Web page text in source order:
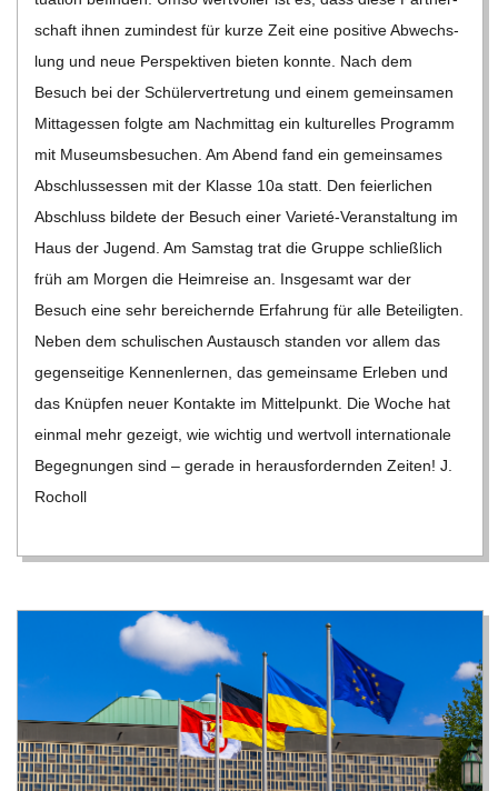
schaft ihnen zumin­dest für kurze Zeit eine posi­tive Abwechs­
lung und neue Per­spek­ti­ven bie­ten konnte. Nach dem
Besuch bei der Schü­ler­ver­tre­tung und einem gemein­sa­men
Mit­tag­essen folgte am Nach­mit­tag ein kul­tu­rel­les Pro­gramm
mit Muse­ums­be­su­chen. Am Abend fand ein gemein­sa­mes
Abschlus­sessen mit der Klasse 10a statt. Den fei­er­li­chen
Abschluss bil­dete der Besuch einer Varieté-Ver­­an­stal­­tung im
Haus der Jugend. Am Sams­tag trat die Gruppe schließ­lich
früh am Mor­gen die Heim­reise an. Ins­ge­samt war der
Besuch eine sehr berei­chernde Erfah­rung für alle Betei­lig­ten.
Neben dem schu­li­schen Aus­tausch stan­den vor allem das
gegen­sei­tige Ken­nen­ler­nen, das gemein­same Erle­ben und
das Knüp­fen neuer Kon­takte im Mit­tel­punkt. Die Woche hat
ein­mal mehr gezeigt, wie wich­tig und wert­voll inter­na­tio­nale
Begeg­nun­gen sind – gerade in her­aus­for­dern­den Zei­ten! J.
Rocholl